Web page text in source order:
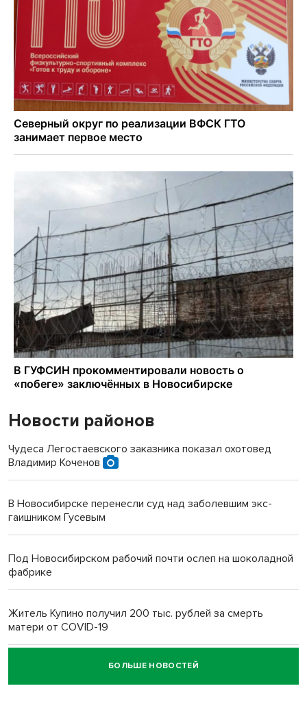
Новости районов
Чудеса Легостаевского заказника показал охотовед
Владимир Коченов
В Новосибирске перенесли суд над заболевшим экс-
гаишником Гусевым
Под Новосибирском рабочий почти ослеп на шоколадной
фабрике
Житель Купино получил 200 тыс. рублей за смерть
матери от COVID-19
Новосибирский суд наказал водителя за смерть
пенсионерки на вокзале
БОЛЬШЕ НОВОСТЕЙ